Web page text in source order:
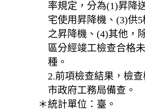
率規定，分為(1)昇降
宅使用昇降機、(3)供
之昇降機、(4)其他，
區分經竣工檢查合格
種。
2.前項檢查結果，檢
市政府工務局備查。
＊統計單位： 臺。